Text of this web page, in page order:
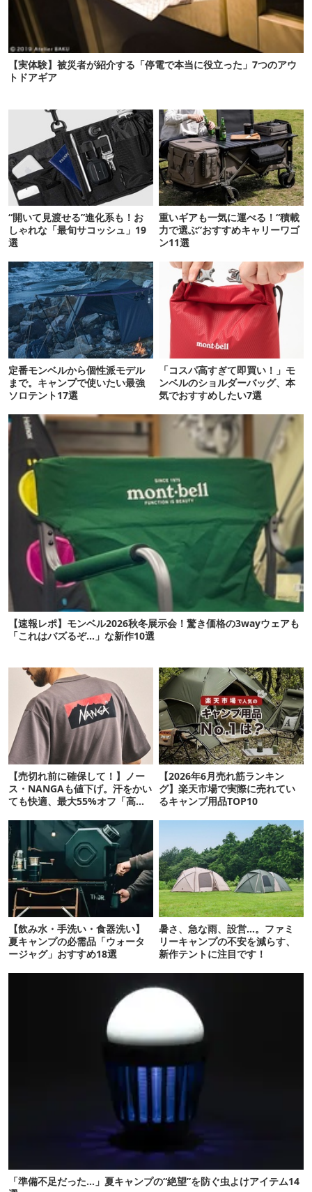
【実体験】被災者が紹介する「停電で本当に役立った」7つのアウ
トドアギア
“開いて見渡せる”進化系も！お
しゃれな「最旬サコッシュ」19
選
重いギアも一気に運べる！“積載
力で選ぶ”おすすめキャリーワゴ
ン11選
定番モンベルから個性派モデル
まで。キャンプで使いたい最強
ソロテント17選
「コスパ高すぎて即買い！」モ
ンベルのショルダーバッグ、本
気でおすすめしたい7選
【速報レポ】モンベル2026秋冬展示会！驚き価格の3wayウェアも
「これはバズるぞ…」な新作10選
【売切れ前に確保して！】ノー
ス・NANGAも値下げ。汗をかい
ても快適、最大55%オフ「高機
【2026年6月売れ筋ランキン
グ】楽天市場で実際に売れてい
るキャンプ用品TOP10
【飲み水・手洗い・食器洗い】
夏キャンプの必需品「ウォータ
ージャグ」おすすめ18選
暑さ、急な雨、設営…。ファミ
リーキャンプの不安を減らす、
新作テントに注目です！
「準備不足だった…」夏キャンプの“絶望”を防ぐ虫よけアイテム14